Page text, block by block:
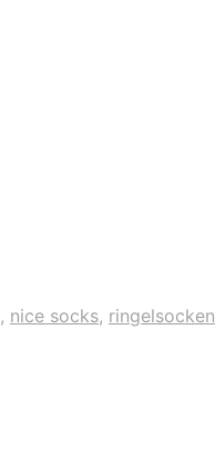
, nice socks, ringelsocken